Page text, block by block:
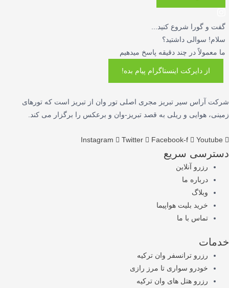
گفت و گورا شروع کنید...
سلام! سوالی داشتید؟
ما معمولاً در چند دقیقه پاسخ میدهیم
از دایرکت اینستاگرام پیام بده!
شرکت آراس سیر تبریز مجری اصلی تور وان از تبریز است که تورهای
زمینی، هوایی و ریلی به قصد تبریز-وان و برعکس را برگزار می کند.
Instagram Twitter Facebook-f Youtube
دسترسی سریع
رزرو آنلاین
درباره ما
وبلاگ
خرید بلیت هواپیما
تماس با ما
خدمات
رزرو ترانسفر وان ترکیه
خودرو سواری تا مرز رازی
رزرو هتل های وان ترکیه